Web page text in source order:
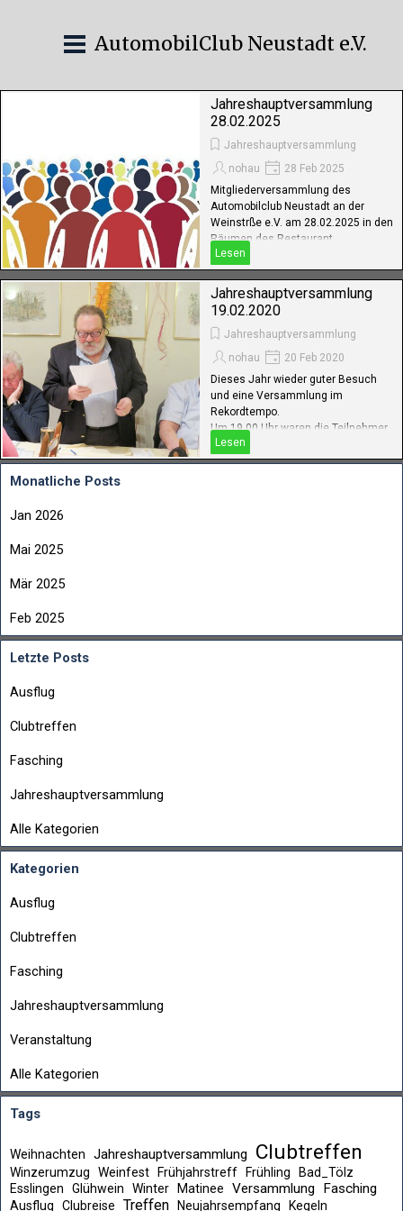
AutomobilClub Neustadt e.V.
Jahreshauptversammlung
28.02.2025
Jahreshauptversammlung
nohau
28 Feb 2025
Mitgliederversammlung des
Automobilclub Neustadt an der
Weinstrße e.V. am 28.02.2025 in den
Räumen des Restaurant
Hildenbrandseck, NW-Königsbach
Lesen
Jahreshauptversammlung
19.02.2020
Jahreshauptversammlung
nohau
20 Feb 2020
Dieses Jahr wieder guter Besuch
und eine Versammlung im
Rekordtempo.
Um 19.00 Uhr waren die Teilnehmer
zur Vesper eingeladen, originell
pfälzisch zubereitet und allen
Lesen
Monatliche Posts
Jan 2026
Mai 2025
Mär 2025
Feb 2025
Letzte Posts
Ausflug
Clubtreffen
Fasching
Jahreshauptversammlung
Alle Kategorien
Kategorien
Ausflug
Clubtreffen
Fasching
Jahreshauptversammlung
Veranstaltung
Alle Kategorien
Tags
Weihnachten Jahreshauptversammlung Clubtreffen
Winzerumzug Weinfest Frühjahrstreff Frühling
Bad_Tölz
Esslingen
Glühwein Winter Matinee Versammlung Fasching
Ausflug Clubreise Treffen Neujahrsempfang Kegeln